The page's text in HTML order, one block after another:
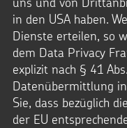
Warum spielt
Anlassspenden
in den USA haben.
Dienste erteilen, so
dem Data Privacy
explizit nach § 41
Datenübermittlung
Sie, dass bezüglich
der EU